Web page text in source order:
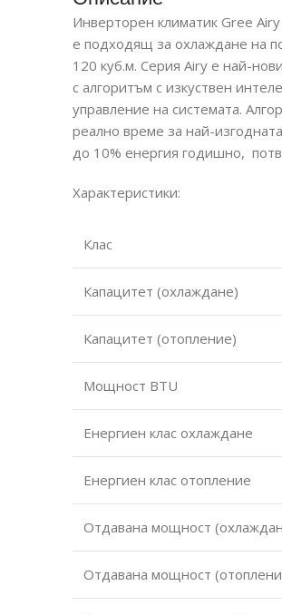
Инверторен климатик Gree
е подходящ за охлаждане на
120 куб.м. Серия Airy е най-
с алгоритъм с изкуствен
управление на системата.
реално време за най-
до 10% енергия годишно,
Характеристики:
Клас
Капацитет (охлаждане)
Капацитет (отопление)
Мощност BTU
Енергиен клас охлаждане
Енергиен клас отопление
Отдавана мощност
Отдавана мощност